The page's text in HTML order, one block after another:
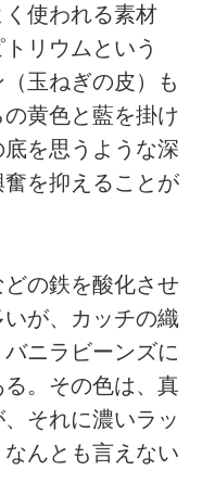
使われる素材
リウムという
玉ねぎの皮）も
黄色と藍を掛け
を思うような深
を抑えることが
の鉄を酸化させ
が、カッチの織
ニラビーンズに
。その色は、真
それに濃いラッ
んとも言えない